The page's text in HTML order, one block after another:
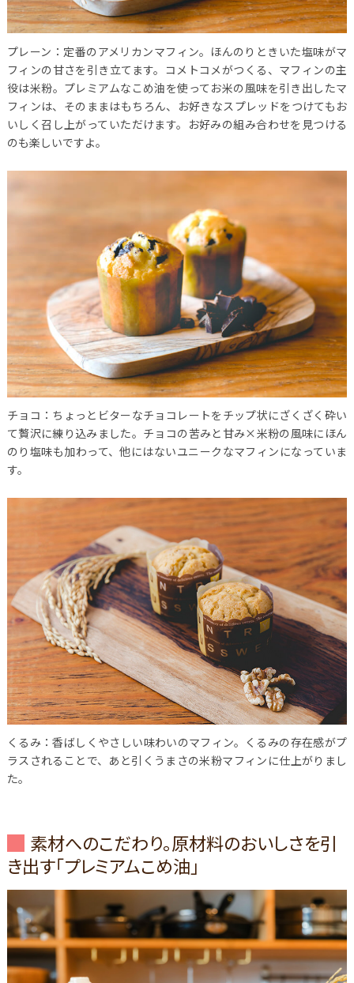
プレーン：定番のアメリカンマフィン。ほんのりときいた塩味がマ
フィンの甘さを引き立てます。コメトコメがつくる、マフィンの主
役は米粉。プレミアムなこめ油を使ってお米の風味を引き出したマ
フィンは、そのままはもちろん、お好きなスプレッドをつけてもお
いしく召し上がっていただけます。お好みの組み合わせを見つける
のも楽しいですよ。
チョコ：ちょっとビターなチョコレートをチップ状にざくざく砕い
て贅沢に練り込みました。チョコの苦みと甘み×米粉の風味にほん
のり塩味も加わって、他にはないユニークなマフィンになっていま
す。
くるみ：香ばしくやさしい味わいのマフィン。くるみの存在感がプ
ラスされることで、あと引くうまさの米粉マフィンに仕上がりまし
た。
素材へのこだわり。原材料のおいしさを引
き出す「プレミアムこめ油」